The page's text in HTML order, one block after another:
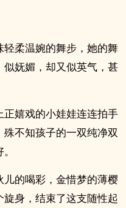
柔温婉的舞步，她的舞
妩媚，却又似英气，甚
嬉戏的小娃娃连连拍手
不知孩子的一双纯净双
的喝彩，金惜梦的薄樱
身，结束了这支随性起